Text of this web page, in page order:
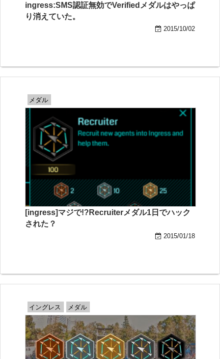
ingress:SMS認証無効でVerifiedメダルはやっぱ
り消えていた。
2015/10/02
メダル
[ingress]マジで!?Recruiterメダル1日でハック
された？
2015/01/18
イングレス メダル